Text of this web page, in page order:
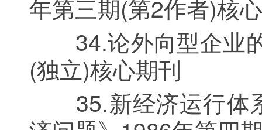
年第三期(第2作者)核
34.论外向型企业的
(独立)核心期刊
35.新经济运行体